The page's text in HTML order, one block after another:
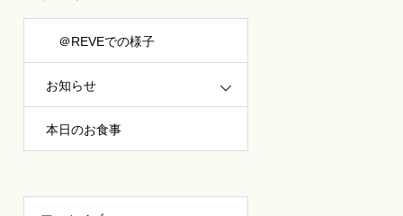
＠REVEでの様子
お知らせ
本日のお食事